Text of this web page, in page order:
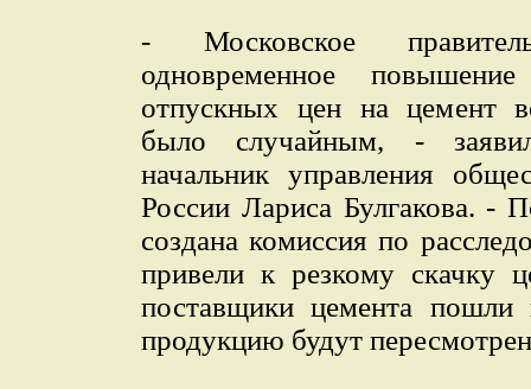
- Московское
одновременное
отпускных цен на цемент
было случайным, -
начальник управления
России Лариса Булгакова.
создана комиссия по
привели к резкому скачку
поставщики цемента
продукцию будут